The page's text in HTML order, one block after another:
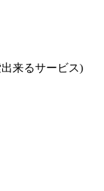
来るサービス)